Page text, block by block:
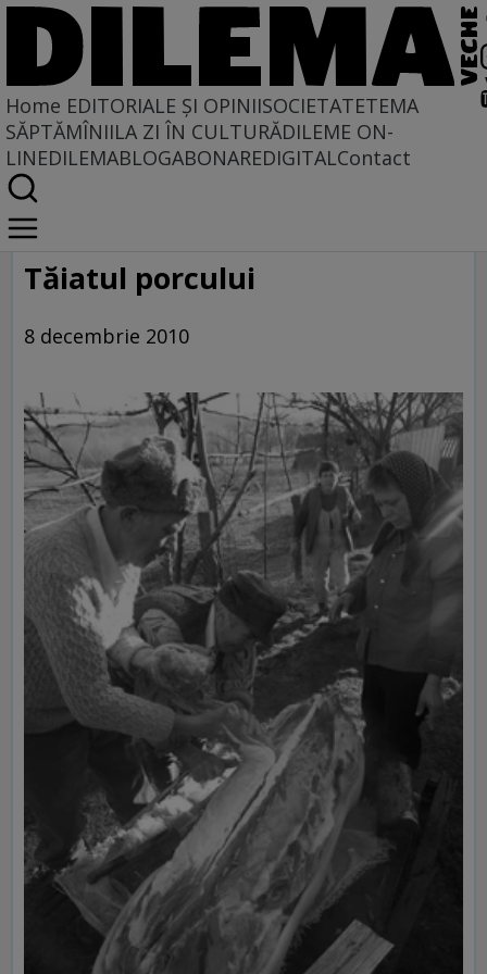
Home EDITORIALE ȘI OPINIISOCIETATETEMA
SĂPTĂMÎNIILA ZI ÎN CULTURĂDILEME ON-
LINEDILEMABLOGABONAREDIGITALContact
Home
Galerie
Tăiatul porcului
8 decembrie 2010